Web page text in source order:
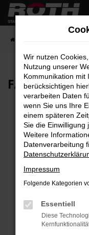
Zum
Hauptinhalt
FAHRZEUG-
Fehler:
Beim Laden ist ein
Hier sind ein
Überprüfe
Laden andere
Suchmaschine?
Prüfe deine
Wir nutzen
Nutzung unserer
Kommunikation mit
berücksichtigen
verarbeiten Daten
wenn Sie uns Ihre
einem späteren
Sie die Einwilligung
Weitere
Datenverarbeitung
Impressum
Folgende Kategorien
Essentiell
Diese